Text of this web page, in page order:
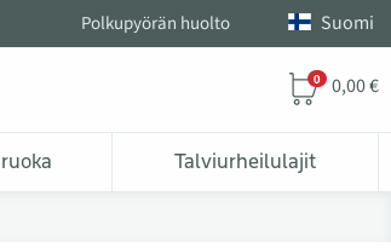
Polkupyörän huolto Suomi
0 0,00 €
Talviurheilulajit